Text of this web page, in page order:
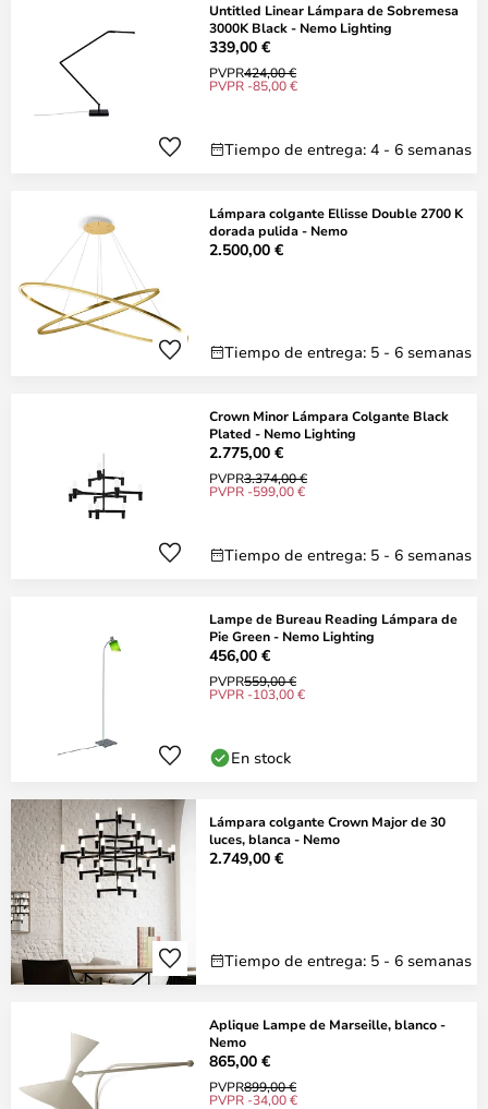
Untitled Linear Lámpara de Sobremesa
3000K Black - Nemo Lighting
339,00 €
PVPR424,00 €
PVPR -85,00 €
Tiempo de entrega: 4 - 6 semanas
Lámpara colgante Ellisse Double 2700 K
dorada pulida - Nemo
2.500,00 €
Tiempo de entrega: 5 - 6 semanas
Crown Minor Lámpara Colgante Black
Plated - Nemo Lighting
2.775,00 €
PVPR3.374,00 €
PVPR -599,00 €
Tiempo de entrega: 5 - 6 semanas
Lampe de Bureau Reading Lámpara de
Pie Green - Nemo Lighting
456,00 €
PVPR559,00 €
PVPR -103,00 €
En stock
Lámpara colgante Crown Major de 30
luces, blanca - Nemo
2.749,00 €
Tiempo de entrega: 5 - 6 semanas
Aplique Lampe de Marseille, blanco -
Nemo
865,00 €
PVPR899,00 €
PVPR -34,00 €